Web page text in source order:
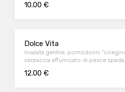
10.00 €
Dolce Vita
Insalata gentile, pomodorini
carpaccia affumicato di pesce
12.00 €